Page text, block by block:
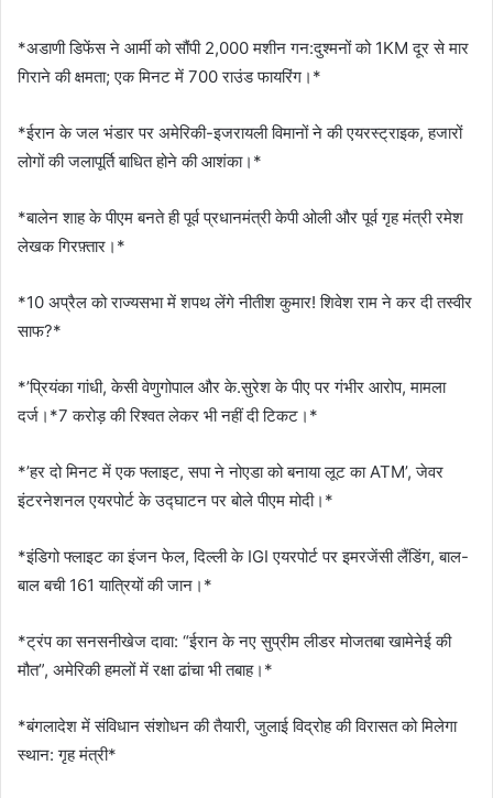
*अडाणी डिफेंस ने आर्मी को सौंपी 2,000 मशीन गन:दुश्मनों को 1KM दूर से मार
गिराने की क्षमता; एक मिनट में 700 राउंड फायरिंग।*
*ईरान के जल भंडार पर अमेरिकी-इजरायली विमानों ने की एयरस्ट्राइक, हजारों
लोगों की जलापूर्ति बाधित होने की आशंका।*
*बालेन शाह के पीएम बनते ही पूर्व प्रधानमंत्री केपी ओली और पूर्व गृह मंत्री रमेश
लेखक गिरफ़्तार।*
*10 अप्रैल को राज्यसभा में शपथ लेंगे नीतीश कुमार! शिवेश राम ने कर दी तस्वीर
साफ?*
*’प्रियंका गांधी, केसी वेणुगोपाल और के.सुरेश के पीए पर गंभीर आरोप, मामला
दर्ज।*7 करोड़ की रिश्वत लेकर भी नहीं दी टिकट‌।*
*’हर दो मिनट में एक फ्लाइट, सपा ने नोएडा को बनाया लूट का ATM’, जेवर
इंटरनेशनल एयरपोर्ट के उद्घाटन पर बोले पीएम मोदी।*
*इंडिगो फ्लाइट का इंजन फेल, दिल्ली के IGI एयरपोर्ट पर इमरजेंसी लैंडिंग, बाल-
बाल बची 161 यात्रियों की जान।*
*ट्रंप का सनसनीखेज दावा: “ईरान के नए सुप्रीम लीडर मोजतबा खामेनेई की
मौत”, अमेरिकी हमलों में रक्षा ढांचा भी तबाह।*
*बंगलादेश में संविधान संशोधन की तैयारी, जुलाई विद्रोह की विरासत को मिलेगा
स्थान: गृह मंत्री*